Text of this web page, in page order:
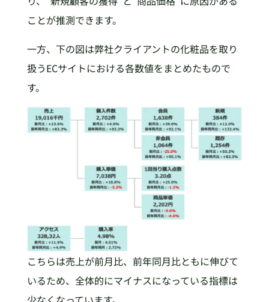
ことが推測できます。
一方、下の図は弊社クライアントの化粧品を取り
扱うECサイトにおける各数値をまとめたもので
す。
こちらは売上が前月比、前年同月比ともに伸びて
いるため、全体的にマイナスになっている指標は